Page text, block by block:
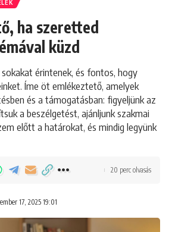
ha szeretted
küzd
érintenek, és fontos, hogy
Íme öt emlékeztető, amelyek
és a támogatásban: figyeljünk az
a beszélgetést, ajánljunk szakmai
előtt a határokat, és mindig legyünk
17, 2025 19:01
20 perc olvasás